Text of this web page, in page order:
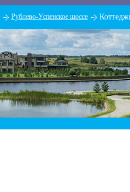
Рублево-Успенское шоссе